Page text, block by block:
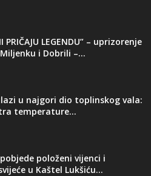
PRIČAJU LEGENDU” – uprizorenje
i Dobrili –...
u najgori dio toplinskog vala:
temperature...
položeni vijenci i
u Kaštel Lukšiću...